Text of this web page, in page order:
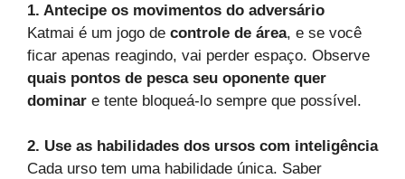
1. Antecipe os movimentos do adversário
Katmai é um jogo de controle de área, e se você
ficar apenas reagindo, vai perder espaço. Observe
quais pontos de pesca seu oponente quer
dominar e tente bloqueá-lo sempre que possível.
2. Use as habilidades dos ursos com inteligência
Cada urso tem uma habilidade única. Saber